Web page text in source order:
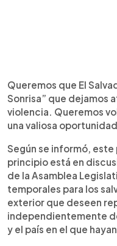
Queremos que El
Sonrisa” que dejamos
violencia. Queremos
una valiosa
Según se informó,
principio está en
de la Asamblea
temporales para los
exterior que deseen
independientemente
y el país en el que